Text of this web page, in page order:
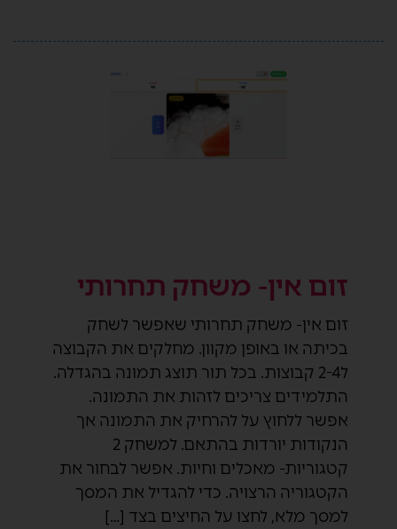
זום אין- משחק תחרותי
זום אין- משחק תחרותי שאפשר לשחק
בכיתה או באופן מקוון. מחלקים את הקבוצה
ל2-4 קבוצות. בכל תור תוצג תמונה בהגדלה.
התלמידים צריכים לזהות את התמונה.
אפשר ללחוץ על להרחיק את התמונה אך
הנקודות יורדות בהתאם. למשחק 2
קטגוריות- מאכלים וחיות. אפשר לבחור את
הקטגוריה הרצויה. כדי להגדיל את המסך
למסך מלא, לחצו על החיצים בצד […]